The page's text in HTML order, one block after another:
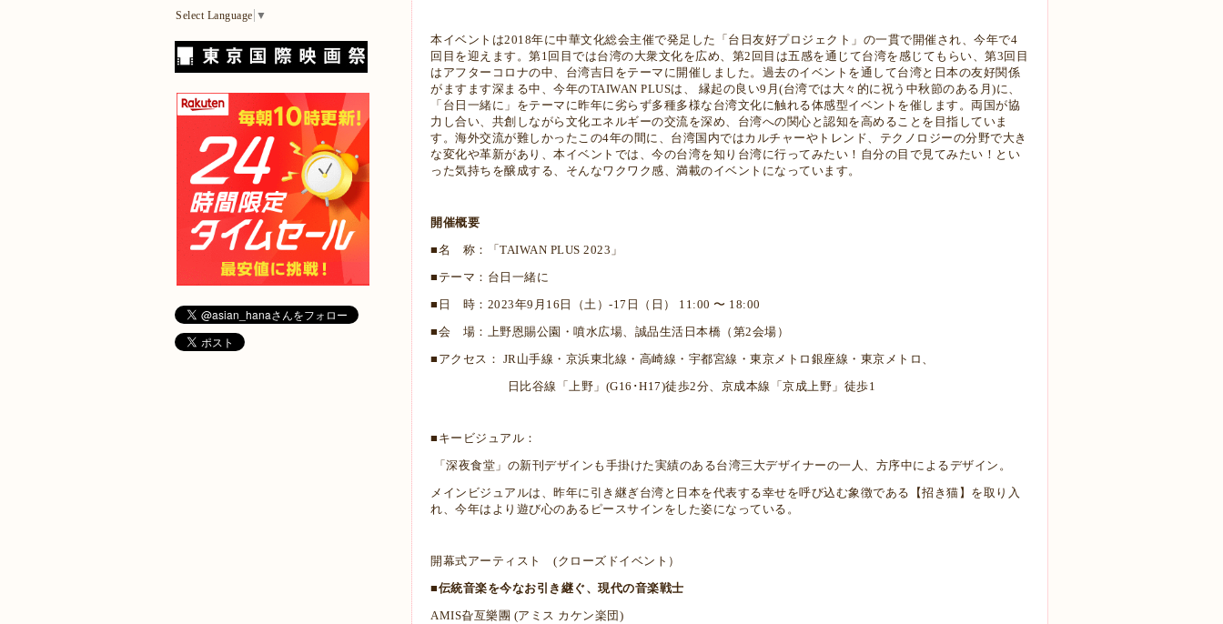
本イベントは2018年に中華文化総会主催で発足した「台日友好プロジェクト」の一貫で開催され、今年で4
回目を迎えます。第1回目では台湾の大衆文化を広め、第2回目は五感を通じて台湾を感じてもらい、第3回目
はアフターコロナの中、台湾吉日をテーマに開催しました。過去のイベントを通して台湾と日本の友好関係
がますます深まる中、今年のTAIWAN PLUSは、 縁起の良い9月(台湾では大々的に祝う中秋節のある月)に、
「台日一緒に」をテーマに昨年に劣らず多種多様な台湾文化に触れる体感型イベントを催します。両国が協
力し合い、共創しながら文化エネルギーの交流を深め、台湾への関心と認知を高めることを目指していま
す。海外交流が難しかったこの4年の間に、台湾国内ではカルチャーやトレンド、テクノロジーの分野で大き
な変化や革新があり、本イベントでは、今の台湾を知り台湾に行ってみたい！自分の目で見てみたい！とい
った気持ちを醸成する、そんなワクワク感、満載のイベントになっています。
開催概要
■名 称：「TAIWAN PLUS 2023」
■テーマ：台日一緒に
■日 時：2023年9月16日（土）-17日（日） 11:00 〜 18:00
■会 場：上野恩賜公園・噴水広場、誠品生活日本橋（第2会場）
■アクセス： JR山手線・京浜東北線・高崎線・宇都宮線・東京メトロ銀座線・東京メトロ、
日比谷線「上野」(G16･H17)徒歩2分、京成本線「京成上野」徒歩1
■キービジュアル：
「深夜食堂」の新刊デザインも手掛けた実績のある台湾三大デザイナーの一人、方序中によるデザイン。
メインビジュアルは、昨年に引き継ぎ台湾と日本を代表する幸せを呼び込む象徴である【招き猫】を取り入
れ、今年はより遊び心のあるピースサインをした姿になっている。
開幕式アーティスト (クローズドイベント）
■伝統音楽を今なお引き継ぐ、現代の音楽戦士
AMIS旮亙樂團 (アミス カケン楽団)
Select Language ▼